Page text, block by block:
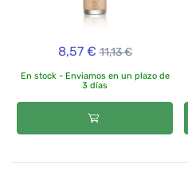
8,57 € 11,13 €
En stock - Enviamos en un plazo de
3 días